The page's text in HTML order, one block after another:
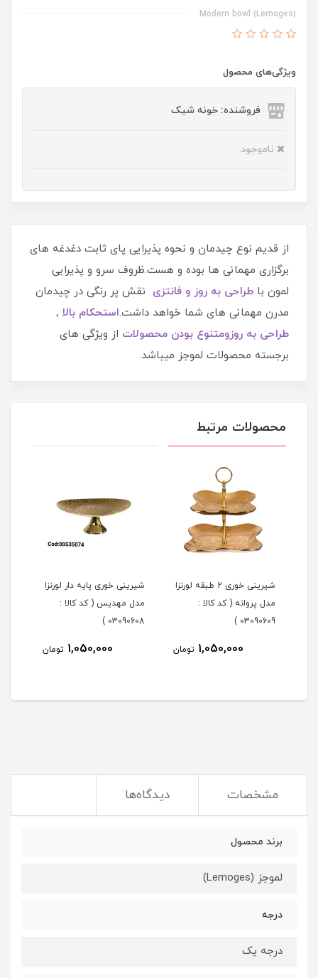
Modern bowl (Lemoges)
ویژگی‌های محصول
فروشنده: خونه شیک
ناموجود
از قدیم نوع چیدمان و نحوه پذیرایی پای ثابت دغدغه های
برگزاری مهمانی ها بوده و هست.ظروف سرو و پذیرایی
لمون با طراحی به روز و فانتزی نقش پر رنگی در چیدمان
مدرن مهمانی های شما خواهد داشت.استحکام بالا ,
طراحی به روزومتنوع بودن محصولات از ویژگی های
برجسته محصولات لموجز میباشد.
محصولات مرتبط
شیرینی خوری 2 طبقه لورنزا
مدل پروانه ( کد کالا :
03090609 )
1,050,000 تومان
شیرینی خوری پایه دار لورنزا
مدل مهدیس ( کد کالا :
03090608 )
1,050,000 تومان
مشخصات دیدگاه‌ها
برند محصول
لموجز (Lemoges)
درجه
درجه یک